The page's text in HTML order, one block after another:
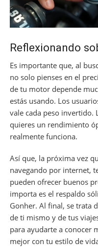
Reflexionando
Es importante que, al
no solo pienses en el
de tu motor depende
estás usando. Los
vale cada peso invertido.
quieres un rendimiento
realmente funciona.
Así que, la próxima vez
navegando por internet,
pueden ofrecer buenos
importa es el respaldo
Gonher. Al final, se trata
de ti mismo y de tus
para ayudarte a conocer
mejor con tu estilo de